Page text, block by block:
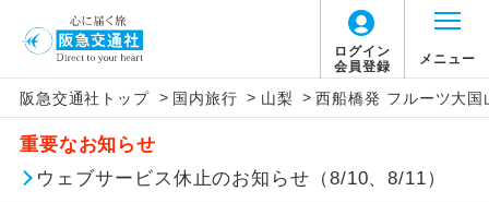
ログイン
会員登録
メニュー
阪急交通社トップ > 国内旅行 > 山梨 > 西船橋発 フルーツ大
重要なお知らせ
ウェブサービス休止のお知らせ（8/10、8/11）
アイコン 説明
添乗員同行
往路出発空港（駅）から復路到着空港
（駅）まで同行します。